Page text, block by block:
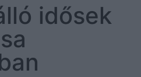
idősek